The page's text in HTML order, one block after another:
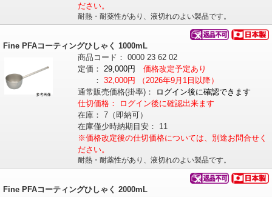
ださい。
耐熱・耐薬性があり、液切れのよい製品です。
Fine PFAコーティングひしゃく 1000mL
商品コード： 0000 23 62 02
定価： 29,000円
価格改定予定あり
： 32,000円
（2026年9月1日以降）
通常販売価格(掛率)：
ログイン後に確認できます
仕切価格：
ログイン後に確認出来ます
在庫： 7（即納可）
在庫僅少時納期目安：
11
※価格改定後の仕切価格については、別途お問合せく
ださい。
耐熱・耐薬性があり、液切れのよい製品です。
Fine PFAコーティングひしゃく 2000mL